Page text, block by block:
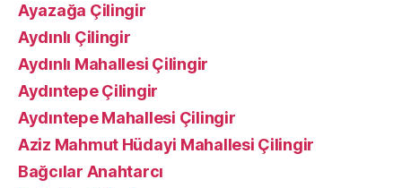
Ayazağa Çilingir
Aydınlı Çilingir
Aydınlı Mahallesi Çilingir
Aydıntepe Çilingir
Aydıntepe Mahallesi Çilingir
Aziz Mahmut Hüdayi Mahallesi Çilingir
Bağcılar Anahtarcı